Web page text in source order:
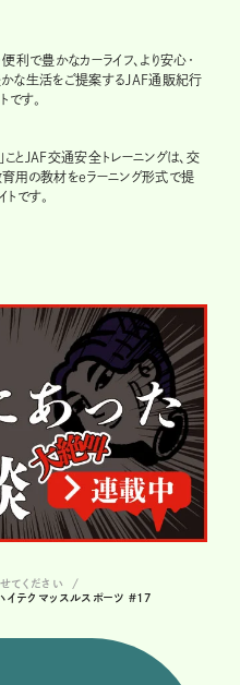
便利で豊かなカーライフ、より安心・
な生活をご提案するJAF通販紀行
です。
」ことJAF交通安全トレーニングは、交
用の教材をeラーニング形式で提
です。
てください
ハイテクマッスルスポーツ #17